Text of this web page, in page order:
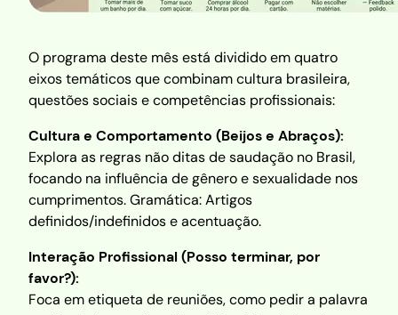
O programa deste mês está dividido em quatro
eixos temáticos que combinam cultura brasileira,
questões sociais e competências profissionais:
Cultura e Comportamento (Beijos e Abraços):
Explora as regras não ditas de saudação no Brasil,
focando na influência de gênero e sexualidade nos
cumprimentos. Gramática: Artigos
definidos/indefinidos e acentuação.
Interação Profissional (Posso terminar, por
favor?):
Foca em etiqueta de reuniões, como pedir a palavra